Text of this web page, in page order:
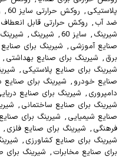
پلاستیکی , روکش حرارتی سایز 60 ,
ضد آب , روکش حرارتی قابل انعطاف
شیرینگ , سایز 60 , شیرینگ ,
صنایع آموزشی , شیرینگ برای
برق , شیرینگ برای صنایع بهداشتی ,
شیرینگ برای صنایع پلاستیکی ,
صنایع خودرو, شیرینگ برای صنایع
دامپروری , شیرینگ برای صنایع
شیرینگ برای صنایع ساختمانی ,
صنایع شیمیایی , شیرینگ برای
فرهنگی , شیرینگ برای صنایع فلزی ,
شیرینگ برای صنایع کشاورزی ,
برای صنایع مخابرات , شیرینگ برای